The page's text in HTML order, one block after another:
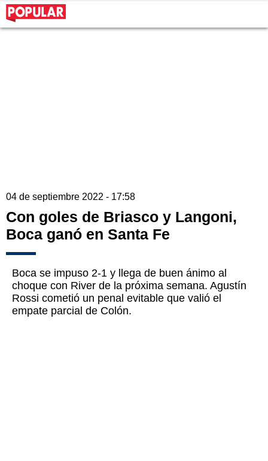
04 de septiembre 2022 - 17:58
Con goles de Briasco y Langoni,
Boca ganó en Santa Fe
Boca se impuso 2-1 y llega de buen ánimo al
choque con River de la próxima semana. Agustín
Rossi cometió un penal evitable que valió el
empate parcial de Colón.